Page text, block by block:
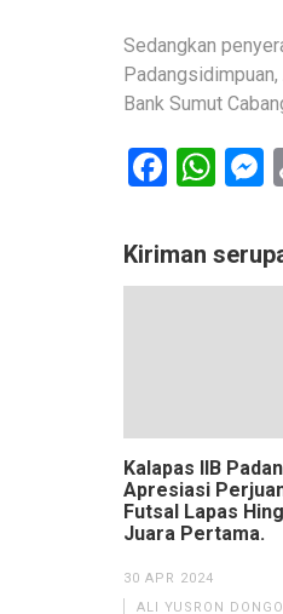
Sedangkan
Bank Sumut
Kiriman
Kalapas IIB
Apresiasi
Futsal Lapas
Juara Pertama.
30 APR 2024
ALI YUSRON